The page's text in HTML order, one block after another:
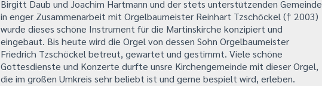
Birgitt Daub und Joachim Hartmann und der stets unterstützenden Gemeinde
in enger Zusammenarbeit mit Orgelbaumeister Reinhart Tzschöckel († 2003)
wurde dieses schöne Instrument für die Martinskirche konzipiert und
eingebaut. Bis heute wird die Orgel von dessen Sohn Orgelbaumeister
Friedrich Tzschöckel betreut, gewartet und gestimmt. Viele schöne
Gottesdienste und Konzerte durfte unsre Kirchengemeinde mit dieser Orgel,
die im großen Umkreis sehr beliebt ist und gerne bespielt wird, erleben.